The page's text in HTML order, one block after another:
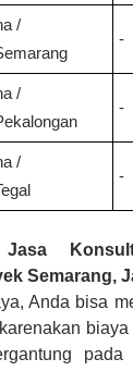
/
-
/
-
/
-
Jasa
Semarang,
Anda bisa
pada